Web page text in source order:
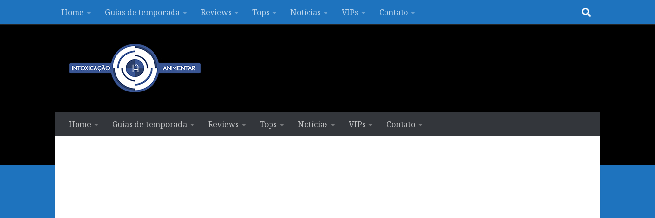
Skip to contentHome Guias de temporada Reviews Tops Notícias VIPs Contato
Home Guias de temporada Reviews Tops Notícias VIPs Contato